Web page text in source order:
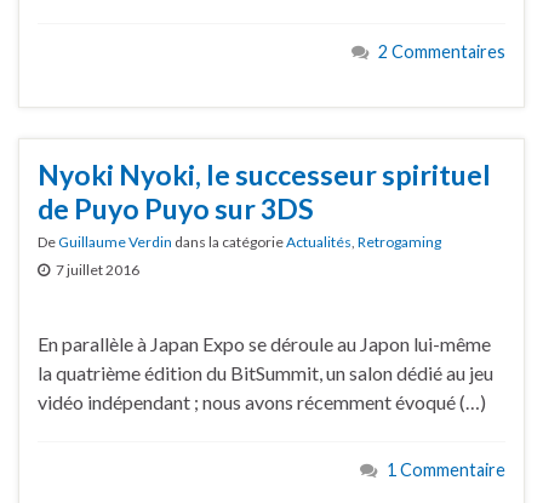
2 Commentaires
Nyoki Nyoki, le successeur spirituel
de Puyo Puyo sur 3DS
DeGuillaume Verdin dans la catégorieActualités Retrogaming
7 juillet 2016
En parallèle à Japan Expo se déroule au Japon lui-même
la quatrième édition du BitSummit, un salon dédié au jeu
vidéo indépendant ; nous avons récemment évoqué (…)
1 Commentaire